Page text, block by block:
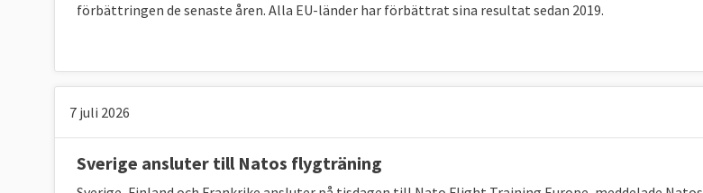
förbättringen de senaste åren. Alla EU-länder har förbättrat sina resultat sedan 2019.
7 juli 2026
Sverige ansluter till Natos flygträning